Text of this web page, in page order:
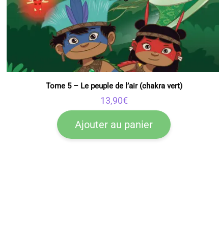
Tome 5 – Le peuple de l’air (chakra vert)
13,90€
Ajouter au panier